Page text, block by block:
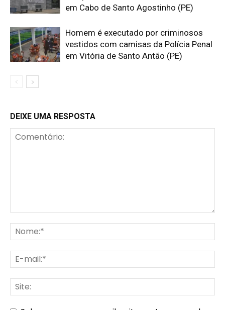
em Cabo de Santo Agostinho (PE)
Homem é executado por criminosos
vestidos com camisas da Polícia Penal
em Vitória de Santo Antão (PE)
DEIXE UMA RESPOSTA